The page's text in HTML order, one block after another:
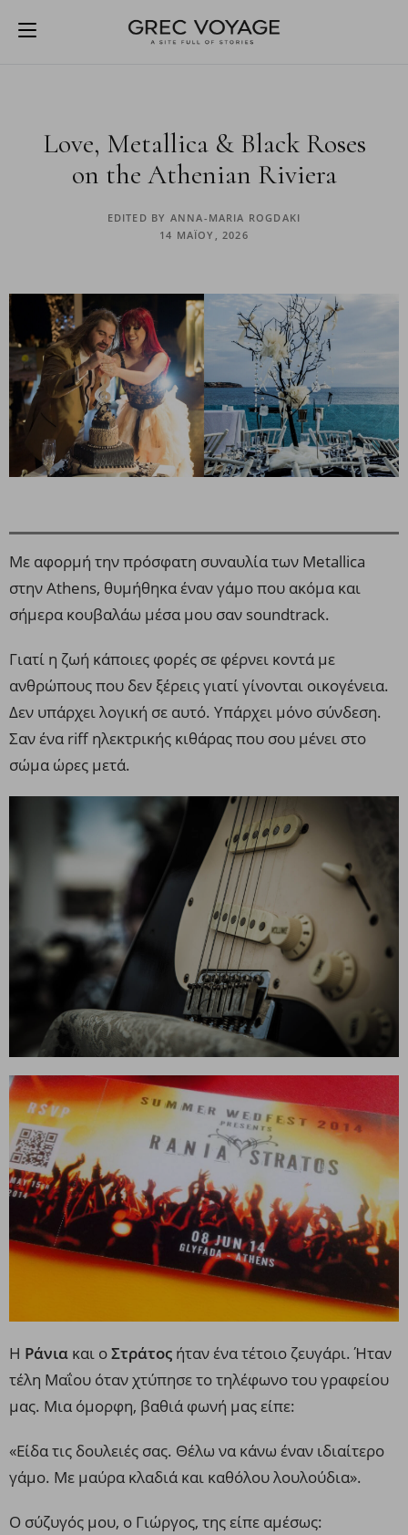
Love, Metallica & Black Roses
on the Athenian Riviera
EDITED BY ANNA-MARIA ROGDAKI
14 ΜΑΪ́ΟΥ, 2026
Με αφορμή την πρόσφατη συναυλία των Metallica
στην Athens, θυμήθηκα έναν γάμο που ακόμα και
σήμερα κουβαλάω μέσα μου σαν soundtrack.
Γιατί η ζωή κάποιες φορές σε φέρνει κοντά με
ανθρώπους που δεν ξέρεις γιατί γίνονται οικογένεια.
Δεν υπάρχει λογική σε αυτό. Υπάρχει μόνο σύνδεση.
Σαν ένα riff ηλεκτρικής κιθάρας που σου μένει στο
σώμα ώρες μετά.
Η Ράνια και οΣτράτος ήταν ένα τέτοιο ζευγάρι. Ήταν
τέλη Μαΐου όταν χτύπησε το τηλέφωνο του γραφείου
μας. Μια όμορφη, βαθιά φωνή μας είπε:
«Είδα τις δουλειές σας. Θέλω να κάνω έναν ιδιαίτερο
γάμο. Με μαύρα κλαδιά και καθόλου λουλούδια».
Ο σύζυγός μου, ο Γιώργος, της είπε αμέσως: